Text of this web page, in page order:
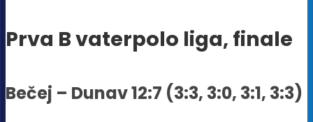
Prva B vaterpolo liga, finale
Bečej – Dunav 12:7 (3:3, 3:0, 3:1, 3:3)